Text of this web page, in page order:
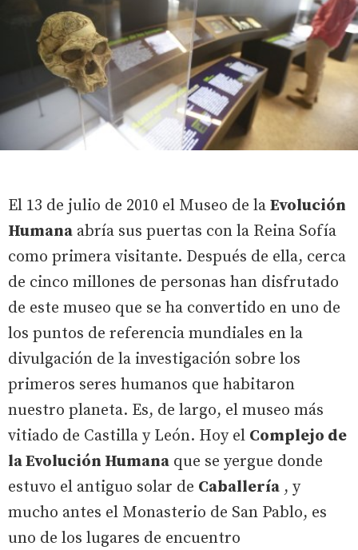
El 13 de julio de 2010 el Museo de la Evolución
Humana abría sus puertas con la Reina Sofía
como primera visitante. Después de ella, cerca
de cinco millones de personas han disfrutado
de este museo que se ha convertido en uno de
los puntos de referencia mundiales en la
divulgación de la investigación sobre los
primeros seres humanos que habitaron
nuestro planeta. Es, de largo, el museo más
vitiado de Castilla y León. Hoy el Complejo de
la Evolución Humana que se yergue donde
estuvo el antiguo solar de Caballería , y
mucho antes el Monasterio de San Pablo, es
uno de los lugares de encuentro